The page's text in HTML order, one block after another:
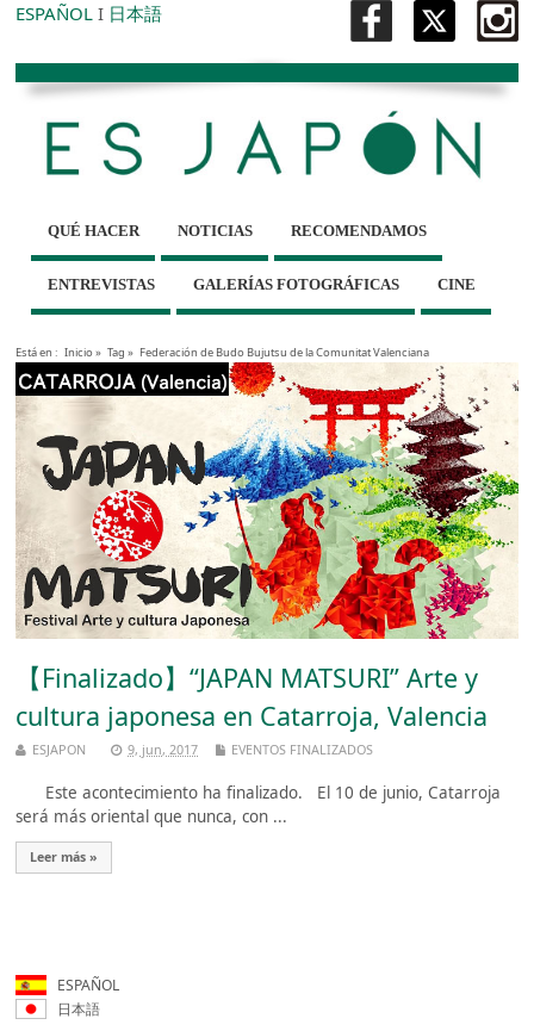
ESPAÑOL I 日本語
QUÉ HACER NOTICIAS RECOMENDAMOS
ENTREVISTAS GALERÍAS FOTOGRÁFICAS CINE
Está en : Inicio» Tag » Federación de Budo Bujutsu de la Comunitat Valenciana
【Finalizado】“JAPAN MATSURI” Arte y
cultura japonesa en Catarroja, Valencia
ESJAPON 9, jun, 2017 EVENTOS FINALIZADOS
Este acontecimiento ha finalizado. El 10 de junio, Catarroja
será más oriental que nunca, con ...
Leer más »
ESPAÑOL
日本語